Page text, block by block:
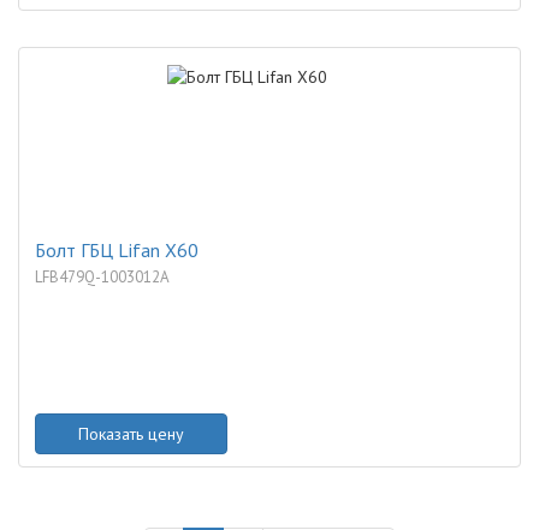
Болт ГБЦ Lifan X60
LFB479Q-1003012A
Показать цену